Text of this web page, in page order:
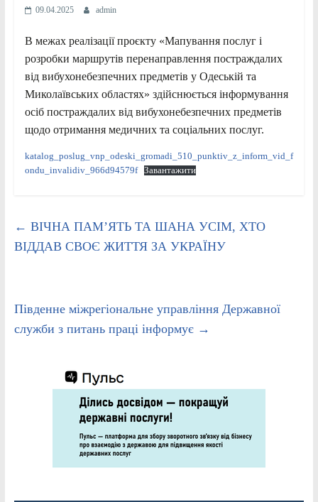
09.04.2025 admin
В межах реалізації проєкту «Мапування послуг і
розробки маршрутів перенаправлення постраждалих
від вибухонебезпечних предметів у Одеській та
Миколаївських областях» здійснюється інформування
осіб постраждалих від вибухонебезпечних предметів
щодо отримання медичних та соціальних послуг.
katalog_poslug_vnp_odeski_gromadi_510_punktiv_z_inform_vid_f
ondu_invalidiv_966d94579f
Завантажити
← ВІЧНА ПАМ’ЯТЬ ТА ШАНА УСІМ, ХТО
ВІДДАВ СВОЄ ЖИТТЯ ЗА УКРАЇНУ
Південне міжрегіональне управління Державної
служби з питань праці інформує →